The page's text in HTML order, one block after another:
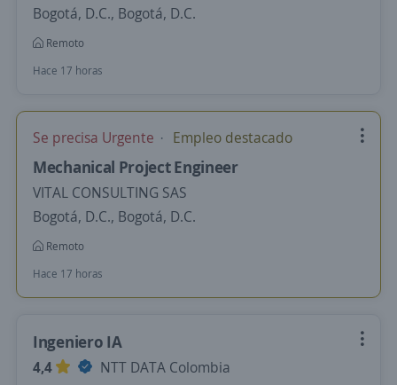
Bogotá, D.C., Bogotá, D.C.
Remoto
Hace 17 horas
Se precisa Urgente Empleo destacado
Mechanical Project Engineer
VITAL CONSULTING SAS
Bogotá, D.C., Bogotá, D.C.
Remoto
Hace 17 horas
Ingeniero IA
4,4
NTT DATA Colombia